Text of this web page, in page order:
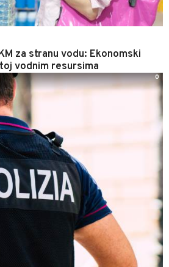
za stranu vodu: Ekonomski
vodnim resursima
0